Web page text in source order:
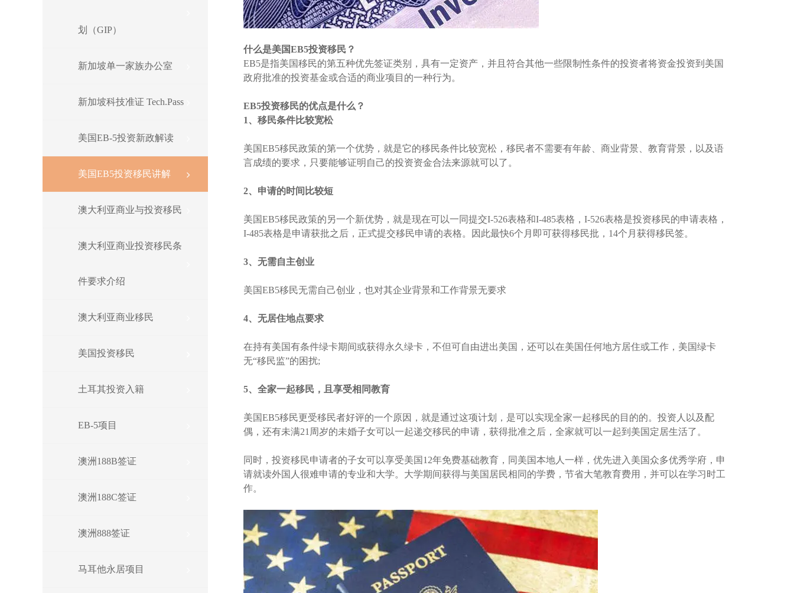
划（GIP）
新加坡单一家族办公室
新加坡科技准证 Tech.Pass
美国EB-5投资新政解读
美国EB5投资移民讲解
澳大利亚商业与投资移民
澳大利亚商业投资移民条
件要求介绍
澳大利亚商业移民
美国投资移民
土耳其投资入籍
EB-5项目
澳洲188B签证
澳洲188C签证
澳洲888签证
马耳他永居项目
什么是美国EB5投资移民？
EB5是指美国移民的第五种优先签证类别，具有一定资产，并且符合其他一些限制性条件的投资者将资金投资到美国
政府批准的投资基金或合适的商业项目的一种行为。
EB5投资移民的优点是什么？
1、移民条件比较宽松
美国EB5移民政策的第一个优势，就是它的移民条件比较宽松，移民者不需要有年龄、商业背景、教育背景，以及语
言成绩的要求，只要能够证明自己的投资资金合法来源就可以了。
2、申请的时间比较短
美国EB5移民政策的另一个新优势，就是现在可以一同提交I-526表格和I-485表格，I-526表格是投资移民的申请表格，
I-485表格是申请获批之后，正式提交移民申请的表格。因此最快6个月即可获得移民批，14个月获得移民签。
3、无需自主创业
美国EB5移民无需自己创业，也对其企业背景和工作背景无要求
4、无居住地点要求
在持有美国有条件绿卡期间或获得永久绿卡，不但可自由进出美国，还可以在美国任何地方居住或工作，美国绿卡
无“移民监”的困扰;
5、全家一起移民，且享受相同教育
美国EB5移民更受移民者好评的一个原因，就是通过这项计划，是可以实现全家一起移民的目的的。投资人以及配
偶，还有未满21周岁的未婚子女可以一起递交移民的申请，获得批准之后，全家就可以一起到美国定居生活了。
同时，投资移民申请者的子女可以享受美国12年免费基础教育，同美国本地人一样，优先进入美国众多优秀学府，申
请就读外国人很难申请的专业和大学。大学期间获得与美国居民相同的学费，节省大笔教育费用，并可以在学习时工
作。